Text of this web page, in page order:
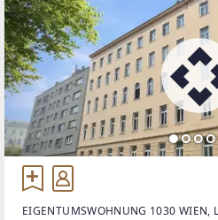
EIGENTUMSWOHNUNG 1030 WIEN,